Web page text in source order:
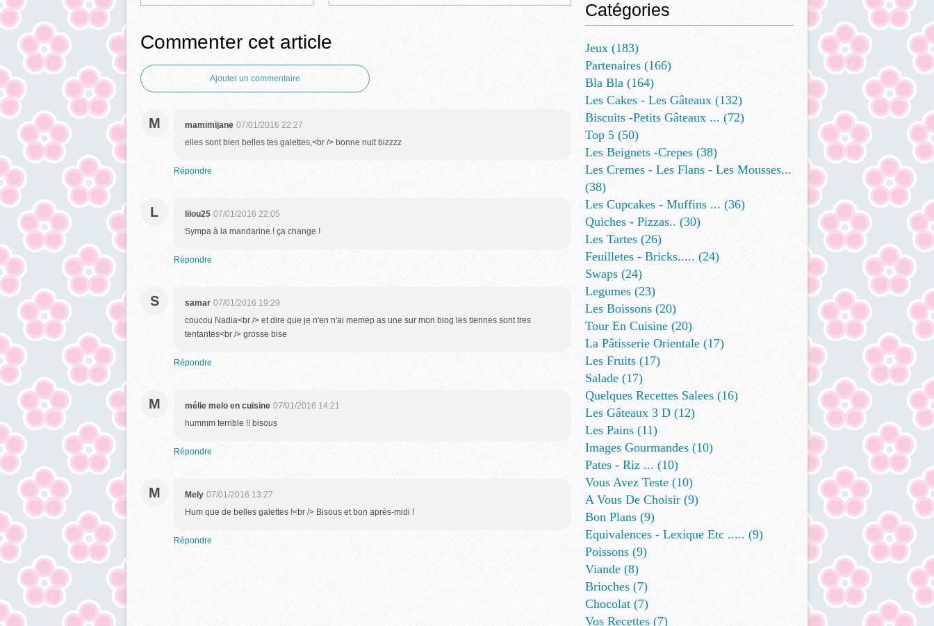
Commenter cet article
Ajouter un commentaire
M mamimijane 07/01/2016 22:27
elles sont bien belles tes galettes,<br /> bonne nuit bizzzz
Répondre
L lilou25 07/01/2016 22:05
Sympa à la mandarine ! ça change !
Répondre
S samar 07/01/2016 19:29
coucou Nadia<br /> et dire que je n'en n'ai memep as une sur mon blog les tiennes sont tres
tentantes<br /> grosse bise
Répondre
M mélie melo en cuisine 07/01/2016 14:21
hummm terrible !! bisous
Répondre
M Mely 07/01/2016 13:27
Hum que de belles galettes !<br /> Bisous et bon après-midi !
Répondre
Catégories
Jeux (183)
Partenaires (166)
Bla Bla (164)
Les Cakes - Les Gâteaux (132)
Biscuits -petits Gâteaux ... (72)
Top 5 (50)
Les Beignets -crepes (38)
Les Cremes - Les Flans - Les Mousses...
(38)
Les Cupcakes - Muffins ... (36)
Quiches - Pizzas.. (30)
Les Tartes (26)
Feuilletes - Bricks..... (24)
Swaps (24)
Legumes (23)
Les Boissons (20)
Tour En Cuisine (20)
La Pâtisserie Orientale (17)
Les Fruits (17)
Salade (17)
Quelques Recettes Salees (16)
Les Gâteaux 3 D (12)
Les Pains (11)
Images Gourmandes (10)
Pates - Riz ... (10)
Vous Avez Teste (10)
A Vous De Choisir (9)
Bon Plans (9)
Equivalences - Lexique Etc ..... (9)
Poissons (9)
Viande (8)
Brioches (7)
Chocolat (7)
Vos Recettes (7)